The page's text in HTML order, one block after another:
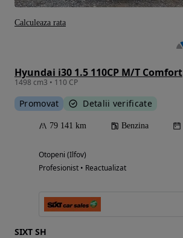
Hyundai i30 1.5 110CP M/T Comfort
1498 cm3 • 110 CP
Promovat Detalii verificate
79 141 km Benzina
Otopeni (Ilfov)
Profesionist • Reactualizat
SIXT SH
Calculeaza rata